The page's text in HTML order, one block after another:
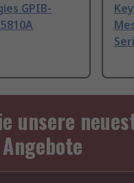
GPIB-
unsere